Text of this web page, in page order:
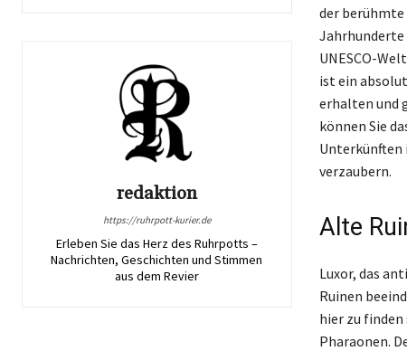
redaktion
https://ruhrpott-kurier.de
Erleben Sie das Herz des Ruhrpotts –
Nachrichten, Geschichten und Stimmen
aus dem Revier
der berühmte
Jahrhunderte
UNESCO-
ist ein
erhalten und
können Sie
Unterkünften
verzaubern.
Alte
Luxor, das
Ruinen
hier zu finden
Pharaonen.